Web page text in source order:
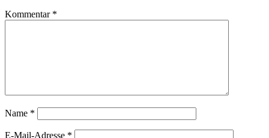
Kommentar *
Name *
E-Mail-Adresse *